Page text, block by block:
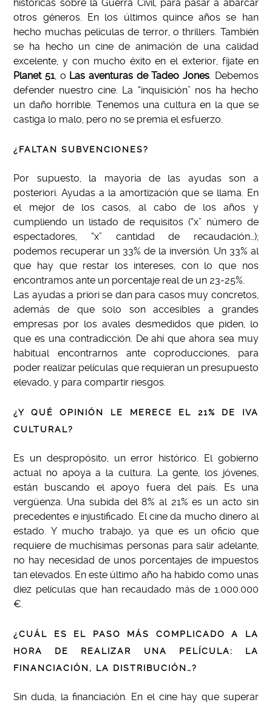
históricas sobre la Guerra Civil, para pasar a abarcar
otros géneros. En los últimos quince años se han
hecho muchas películas de terror, o thrillers. También
se ha hecho un cine de animación de una calidad
excelente, y con mucho éxito en el exterior, fíjate en
Planet 51, o Las aventuras de Tadeo Jones. Debemos
defender nuestro cine. La “inquisición” nos ha hecho
un daño horrible. Tenemos una cultura en la que se
castiga lo malo, pero no se premia el esfuerzo.
¿FALTAN SUBVENCIONES?
Por supuesto, la mayoría de las ayudas son a
posteriori. Ayudas a la amortización que se llama. En
el mejor de los casos, al cabo de los años y
cumpliendo un listado de requisitos (“x” número de
espectadores, “x” cantidad de recaudación…);
podemos recuperar un 33% de la inversión. Un 33% al
que hay que restar los intereses, con lo que nos
encontramos ante un porcentaje real de un 23-25%.
Las ayudas a priori se dan para casos muy concretos,
además de que solo son accesibles a grandes
empresas por los avales desmedidos que piden, lo
que es una contradicción. De ahí que ahora sea muy
habitual encontrarnos ante coproducciones, para
poder realizar películas que requieran un presupuesto
elevado, y para compartir riesgos.
¿Y QUÉ OPINIÓN LE MERECE EL 21% DE IVA
CULTURAL?
Es un despropósito, un error histórico. El gobierno
actual no apoya a la cultura. La gente, los jóvenes,
están buscando el apoyo fuera del país. Es una
vergüenza. Una subida del 8% al 21% es un acto sin
precedentes e injustificado. El cine da mucho dinero al
estado. Y mucho trabajo, ya que es un oficio que
requiere de muchísimas personas para salir adelante,
no hay necesidad de unos porcentajes de impuestos
tan elevados. En este último año ha habido como unas
diez películas que han recaudado más de 1.000.000
€.
¿CUÁL ES EL PASO MÁS COMPLICADO A LA
HORA DE REALIZAR UNA PELÍCULA: LA
FINANCIACIÓN, LA DISTRIBUCIÓN…?
Sin duda, la financiación. En el cine hay que superar